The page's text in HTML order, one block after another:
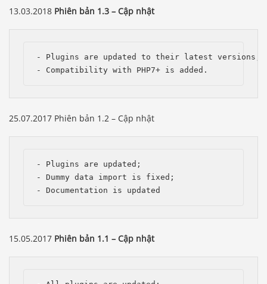
13.03.2018 Phiên bản 1.3 – Cập nhật
- Plugins are updated to their latest versions;
- Compatibility with PHP7+ is added.
25.07.2017 Phiên bản 1.2 – Cập nhật
- Plugins are updated;
- Dummy data import is fixed;
- Documentation is updated
15.05.2017 Phiên bản 1.1 – Cập nhật